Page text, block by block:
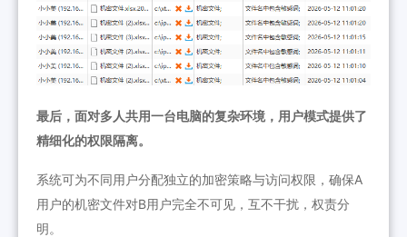
最后，面对多人共用一台电脑的复杂环境，用户模式提供了
精细化的权限隔离。
系统可为不同用户分配独立的加密策略与访问权限，确保A
用户的机密文件对B用户完全不可见，互不干扰，权责分
明。